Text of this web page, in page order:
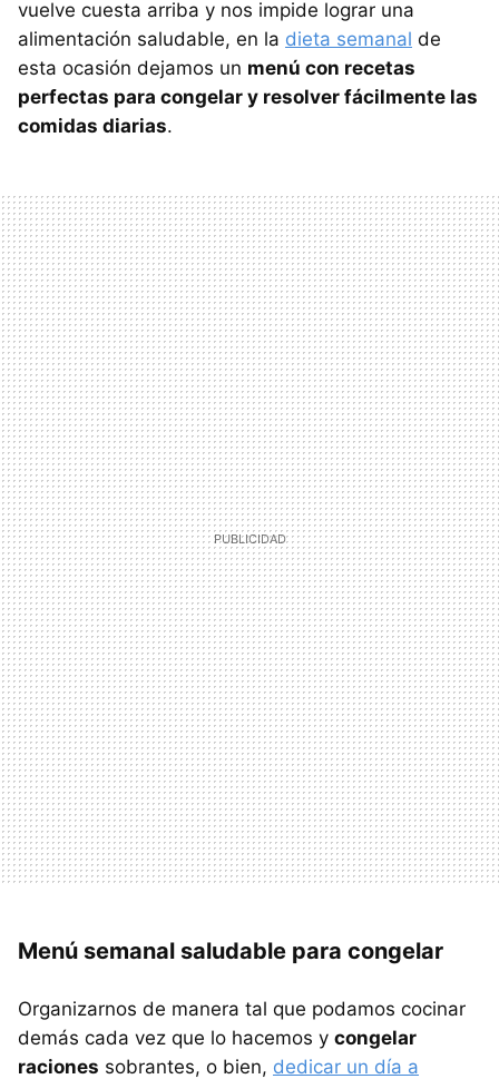
vuelve cuesta arriba y nos impide lograr una
alimentación saludable, en la dieta semanal de
esta ocasión dejamos un menú con recetas
perfectas para congelar y resolver fácilmente las
comidas diarias.
Menú semanal saludable para congelar
Organizarnos de manera tal que podamos cocinar
demás cada vez que lo hacemos y congelar
raciones sobrantes, o bien, dedicar un día a